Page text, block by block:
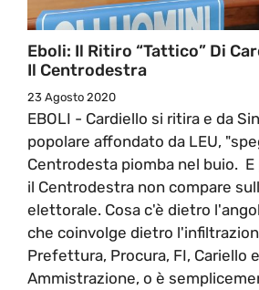
Eboli: Il Ritiro “tattico” Di
Il Centrodestra
23 Agosto 2020
EBOLI - Cardiello si ritira e da
popolare affondato da LEU,
Centrodesta piomba nel buio. E
il Centrodestra non compare
elettorale. Cosa c'è dietro
che coinvolge dietro
Prefettura, Procura, FI, Cariello
Ammistrazione, o è